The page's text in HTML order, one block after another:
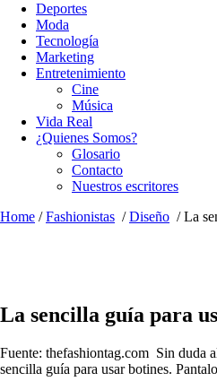
Deportes
Moda
Tecnología
Marketing
Entretenimiento
Cine
Música
Vida Real
¿Quienes Somos?
Glosario
Contacto
Nuestros escritores
Home /Fashionistas /Diseño /La
La sencilla guía para
Fuente: thefashiontag.com Sin duda
sencilla guía para usar botines.